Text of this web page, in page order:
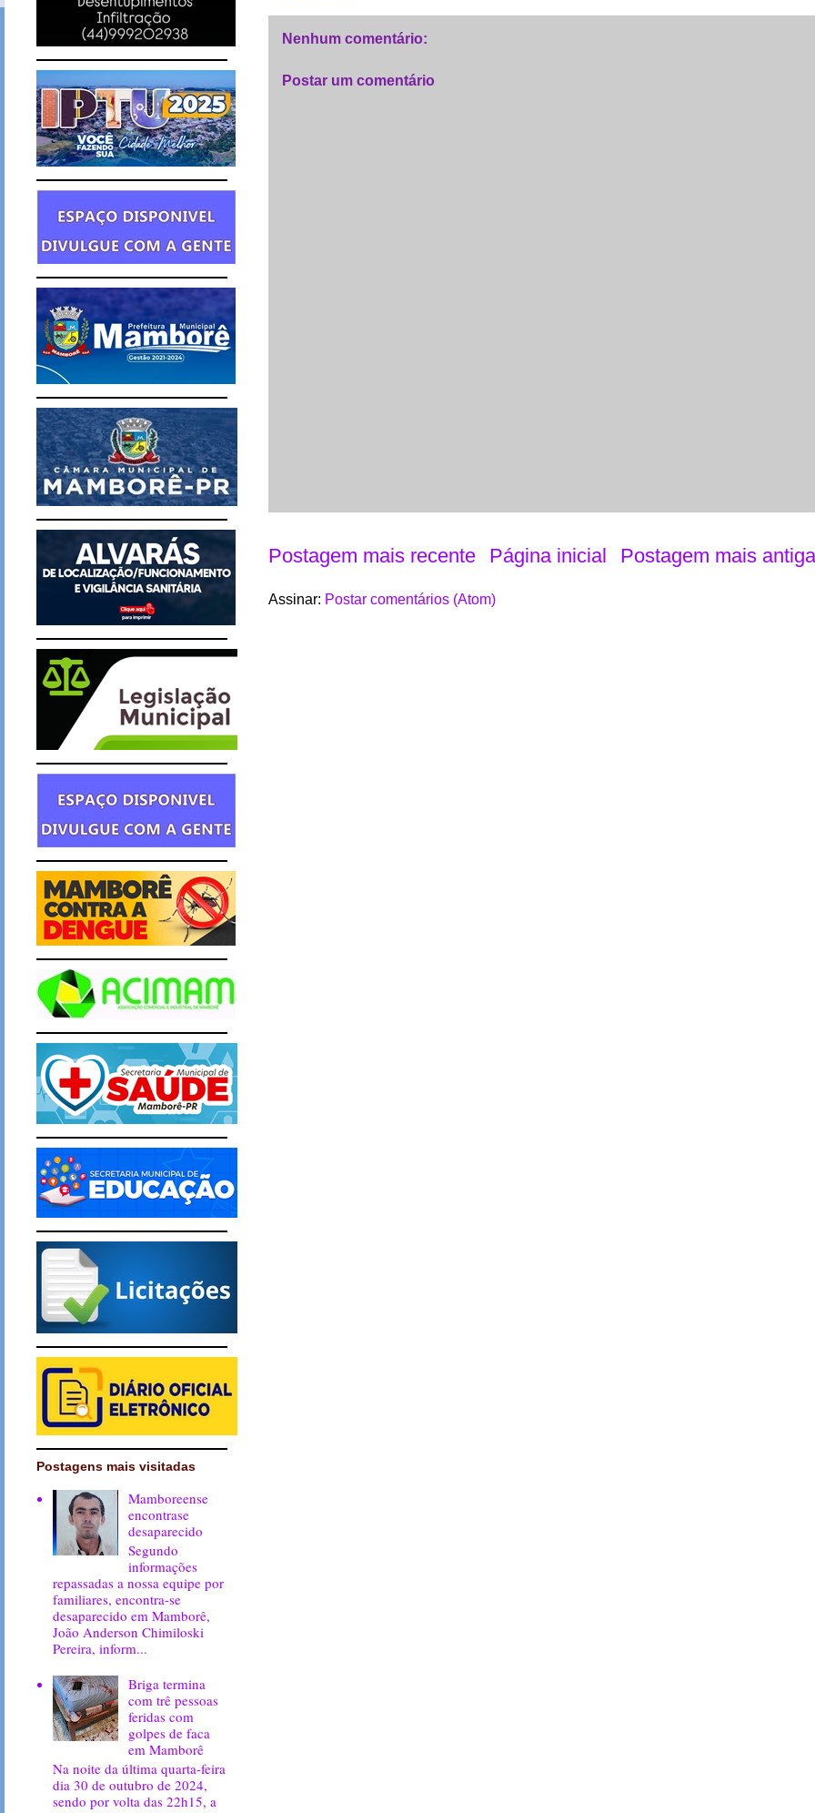
Nenhum comentário:
Postar um comentário
Postagem mais recente Postagem mais antiga
Página inicial
Assinar: Postar comentários (Atom)
Postagens mais visitadas
Mamboreense
encontrase
desaparecido
Segundo
informações
repassadas a nossa equipe por
familiares, encontra-se
desaparecido em Mamborê,
João Anderson Chimiloski
Pereira, inform...
Briga termina
com trê pessoas
feridas com
golpes de faca
em Mamborê
Na noite da última quarta-feira
dia 30 de outubro de 2024,
sendo por volta das 22h15, a